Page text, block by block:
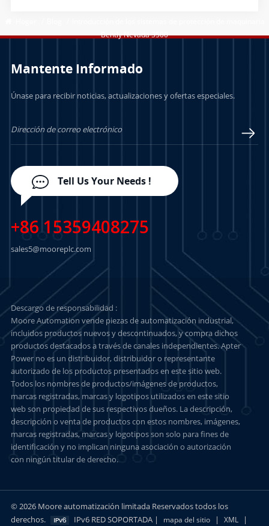
Bently Nevada 3500
Mantente Informado
Únase para recibir noticias, actualizaciones y ofertas especiales.
Tell Us Your Needs !
+86 15359408275
sales5@mooreplc.com
Descargo de responsabilidad :
Moore Automation vende piezas de automatización industrial,
incluidos productos nuevos y descontinuados, y compra dichos
productos destacados a través de canales independientes. Apter
Power no es un distribuidor, distribuidor o representante
autorizado de los productos presentados en este sitio web.
Todos los nombres de productos/imágenes de productos,
marcas registradas, marcas y logotipos utilizados en este sitio
web son propiedad de sus respectivos dueños. La descripción,
descripción o venta de productos con estos nombres, imágenes,
marcas registradas, marcas y logotipos son solo para fines de
identificación y no implican ninguna asociación o autorización
con ningún titular de derecho.
© 2026 Moore automatización limitada Reservados todos los
derechos.
IPv6 RED SOPORTADA | mapa del sitio | XML |